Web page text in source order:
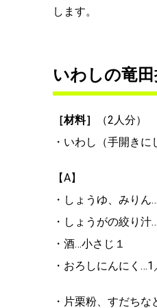
します。
いわしの竜
［材料］
（2人分）
・いわし（手開き
【A】
・しょうゆ、みりん
・しょうがの絞り
・酒…小さじ１
・おろしにんにく
・片栗粉、すだち